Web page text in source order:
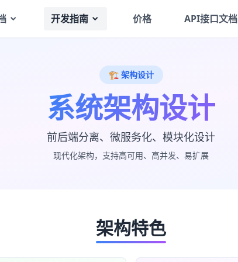
开发指南 价格 API接口文档
🏗️ 架构设计
系统架构设计
前后端分离、微服务化、模块化设计
现代化架构，支持高可用、高并发、易扩展
架构特色